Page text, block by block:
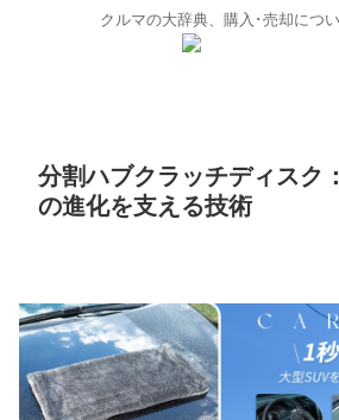
クルマの大辞典、購入･売却につい
分割ハブクラッチディスク
の進化を支える技術